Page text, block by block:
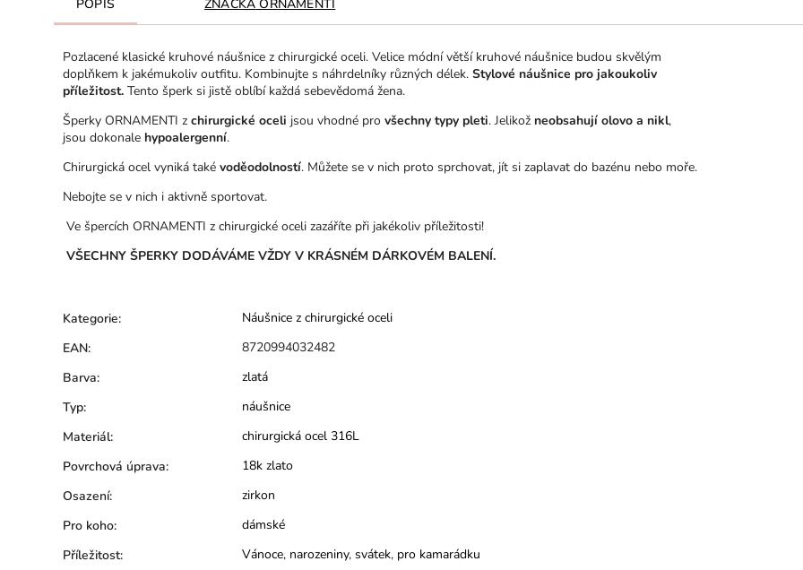
POPIS ZNAČKA ORNAMENTI
Pozlacené klasické kruhové náušnice z chirurgické oceli. Velice módní větší kruhové náušnice budou skvělým
doplňkem k jakémukoliv outfitu. Kombinujte s náhrdelníky různých délek. Stylové náušnice pro jakoukoliv
příležitost. Tento šperk si jistě oblíbí každá sebevědomá žena.
Šperky ORNAMENTI z chirurgické oceli jsou vhodné pro všechny typy pleti. Jelikož neobsahují olovo a nikl,
jsou dokonale hypoalergenní.
Chirurgická ocel vyniká také voděodolností. Můžete se v nich proto sprchovat, jít si zaplavat do bazénu nebo moře.
Nebojte se v nich i aktivně sportovat.
Ve špercích ORNAMENTI z chirurgické oceli zazáříte při jakékoliv příležitosti!
VŠECHNY ŠPERKY DODÁVÁME VŽDY V KRÁSNÉM DÁRKOVÉM BALENÍ.
Kategorie:
Náušnice z chirurgické oceli
EAN:
8720994032482
Barva:
zlatá
Typ:
náušnice
Materiál:
chirurgická ocel 316L
Povrchová úprava:
18k zlato
Osazení:
zirkon
Pro koho:
dámské
Příležitost: Vánoce, narozeniny, svátek, pro kamarádku